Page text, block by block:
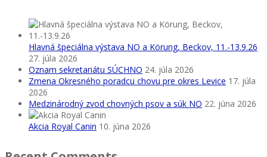
Hlavná špeciálna výstava NO a Körung, Beckov, 11.-13.9.26
27. júla 2026
Oznam sekretariátu SÚCHNO 24. júla 2026
Zmena Okresného poradcu chovu pre okres Levice 17. júla
2026
Medzinárodný zvod chovných psov a súk NO 22. júna 2026
Akcia Royal Canin 10. júna 2026